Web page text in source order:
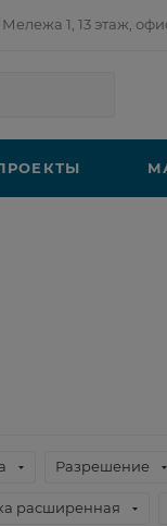
Мележа 1, 13 этаж,
Разрешение
расширенная